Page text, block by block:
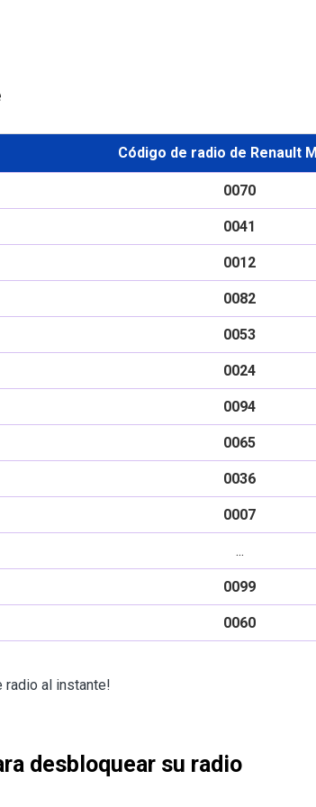
Código de radio de Renault
0070
0041
0012
0082
0053
0024
0094
0065
0036
0007
...
0099
0060
radio al instante!
desbloquear su radio